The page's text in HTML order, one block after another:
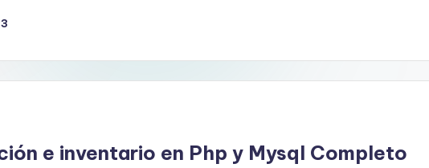
e inventario en Php y Mysql Completo